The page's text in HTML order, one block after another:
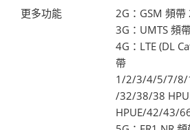
更多功能
2G：GSM 頻
3G：UMTS 頻
4G：LTE (DL
帶
1/2/3/4/5/7/8/
/32/38/38
HPUE/42/43/